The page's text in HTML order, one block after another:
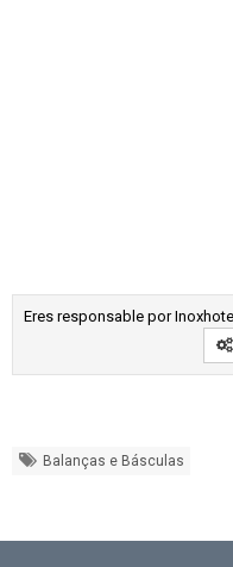
Eres responsable por
Balanças e Básculas